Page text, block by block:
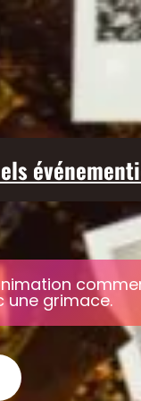
une grimace.